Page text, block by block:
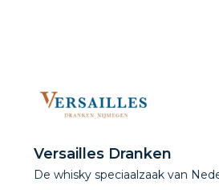
Versailles Dranken
De whisky speciaalzaak van